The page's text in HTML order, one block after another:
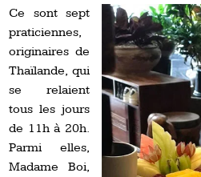
Ce sont sept
praticiennes,
originaires de
Thaïlande, qui
se relaient
tous les jours
de 11h à 20h.
Parmi elles,
Madame Boi,